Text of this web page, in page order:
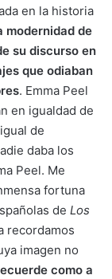
en la historia
modernidad de
su discurso en
que odiaban
. Emma Peel
en igualdad de
de
daba los
Peel. Me
fortuna
de Los
recordamos
imagen no
como a